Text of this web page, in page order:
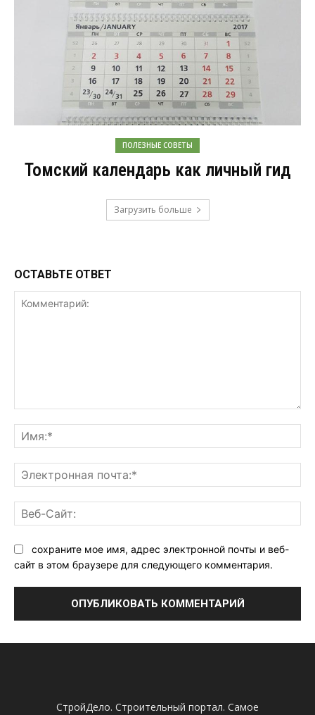
ПОЛЕЗНЫЕ СОВЕТЫ
Томский календарь как личный гид
Загрузить больше
ОСТАВЬТЕ ОТВЕТ
сохраните мое имя, адрес электронной почты и веб-
сайт в этом браузере для следующего комментария.
СтройДело. Строительный портал. Самое